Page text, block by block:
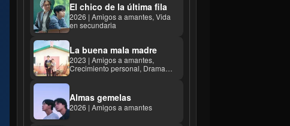
El chico de la última fila
2026 | Amigos a amantes, Vida
en secundaria
La buena mala madre
2023 | Amigos a amantes,
Crecimiento personal, Drama
Almas gemelas
2026 | Amigos a amantes